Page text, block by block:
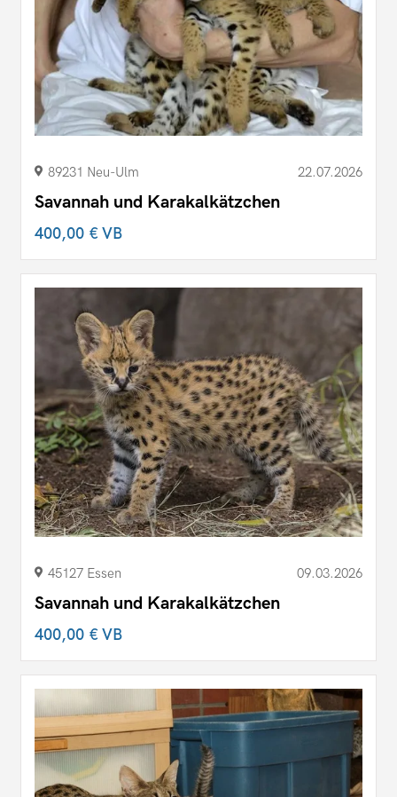
89231 Neu-Ulm 22.07.2026
Savannah und Karakalkätzchen
400,00 €VB
45127 Essen 09.03.2026
Savannah und Karakalkätzchen
400,00 €VB